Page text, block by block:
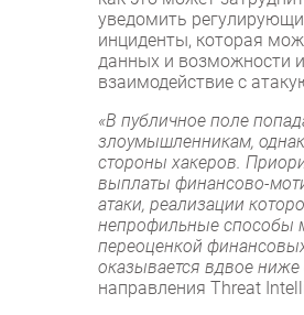
уведомить
инциденты, которая
данных и возможности
взаимодействие с
«В публичное поле
злоумышленникам,
стороны хакеров.
выплаты финансово-
атаки, реализации
непрофильные способы
переоценкой
оказывается вдвое
направления Threat